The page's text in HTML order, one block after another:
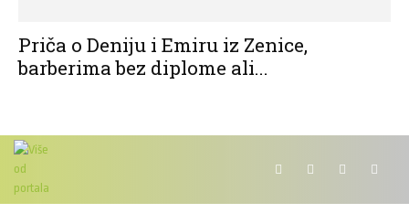
Priča o Deniju i Emiru iz Zenice,
barberima bez diplome ali...